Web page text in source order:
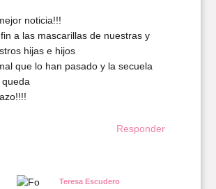
noticia!!!
fin a las mascarillas de nuestras y
hijas e hijos
que lo han pasado y la secuela
queda
Responder
Teresa Escudero